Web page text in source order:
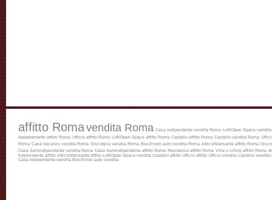
affitto Romavendita Roma Casa Indipendente vendita Roma
Loft/Open Space
Appartamento affitto Roma
Ufficio affitto Roma Loft/Open Space affitto Roma Castello affitto Roma Castello vendita Roma
Roma Casa Vacanze vendita Roma Discoteca vendita Roma Box/Posto auto vendita Roma Attico/Mansarda affitto Roma
Casa Semindipendente vendita Roma Casa Semindipendente affitto Roma Residence affitto Roma Villa o villino affitto Roma
Indipendente affitto Attico/Mansarda affitto Loft/Open Space vendita Castello affitto Ufficio affitto Ufficio vendita Castello vendita
Casa Indipendente vendita Box/Posto auto vendita